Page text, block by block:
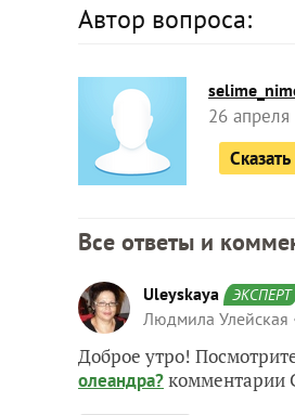
Автор вопроса:
26
Все ответы и
Uleyskaya ЭКСПЕРТ
Людмила Улейская
Доброе утро!
олеандра?комментарии